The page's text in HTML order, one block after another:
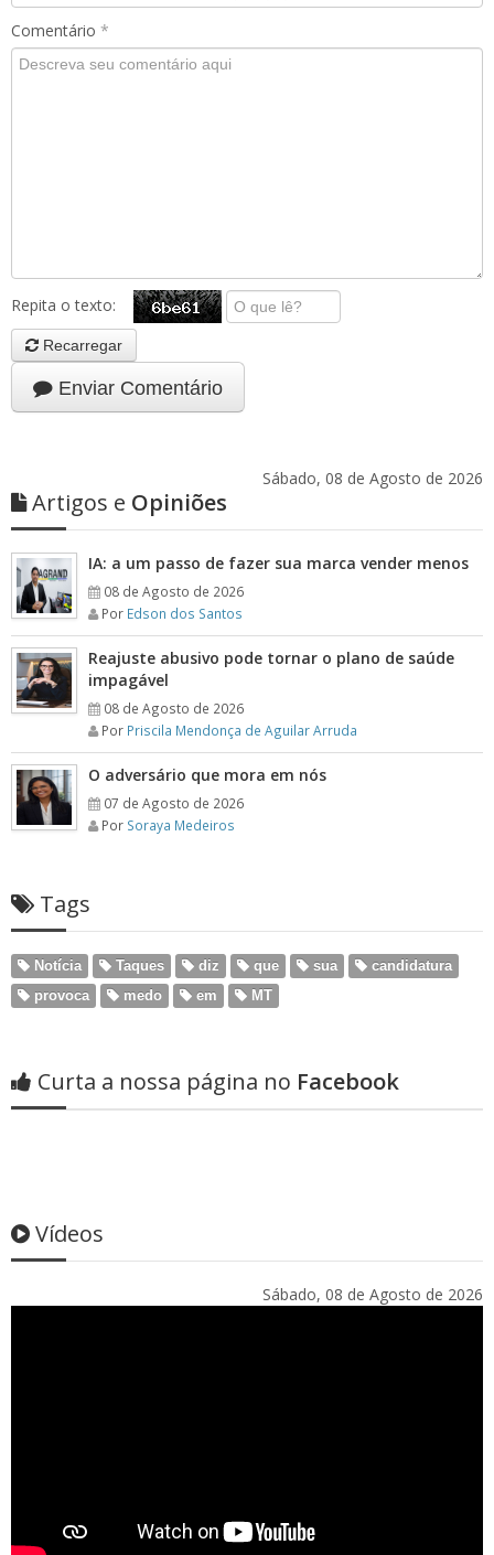
Comentário *
Repita o texto:
Recarregar
Enviar Comentário
Sábado, 08 de Agosto de 2026
Artigos e Opiniões
IA: a um passo de fazer sua marca vender menos
08 de Agosto de 2026
Por Edson dos Santos
Reajuste abusivo pode tornar o plano de saúde
impagável
08 de Agosto de 2026
Por Priscila Mendonça de Aguilar Arruda
O adversário que mora em nós
07 de Agosto de 2026
Por Soraya Medeiros
Tags
Notícia Taques diz que sua
candidatura
provoca
medo em MT
Curta a nossa página no Facebook
Vídeos
Sábado, 08 de Agosto de 2026